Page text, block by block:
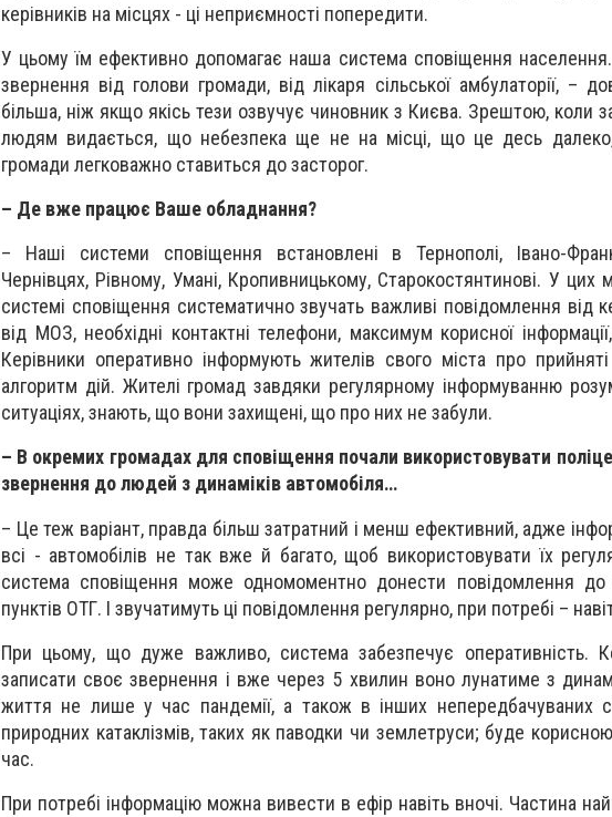
керівників на місцях - ці неприємності попередити.
У цьому їм ефективно допомагає наша система сповіщення
звернення від голови громади, від лікаря сільської амбулаторії, –
більша, ніж якщо якісь тези озвучує чиновник з Києва. Зрештою, коли
людям видається, що небезпека ще не на місці, що це десь далеко,
громади легковажно ставиться до засторог.
– Де вже працює Ваше обладнання?
– Наші системи сповіщення встановлені в Тернополі, Івано-
Чернівцях, Рівному, Умані, Кропивницькому, Старокостянтинові. У цих
системі сповіщення систематично звучать важливі повідомлення від
від МОЗ, необхідні контактні телефони, максимум корисної
Керівники оперативно інформують жителів свого міста про
алгоритм дій. Жителі громад завдяки регулярному інформуванню
ситуаціях, знають, що вони захищені, що про них не забули.
– В окремих громадах для сповіщення почали використовувати
звернення до людей з динаміків автомобіля…
– Це теж варіант, правда більш затратний і менш ефективний, адже
всі - автомобілів не так вже й багато, щоб використовувати їх
система сповіщення може одномоментно донести повідомлення до
пунктів ОТГ. І звучатимуть ці повідомлення регулярно, при потребі –
При цьому, що дуже важливо, система забезпечує оперативність.
записати своє звернення і вже через 5 хвилин воно лунатиме з
життя не лише у час пандемії, а також в інших непередбачуваних
природних катаклізмів, таких як паводки чи землетруси; буде
час.
При потребі інформацію можна вивести в ефір навіть вночі. Частина